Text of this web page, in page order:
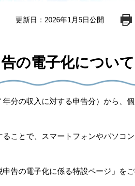
更新日：2026年1月5日公開
の電子化について
分の収入に対する申告分）から、
ことで、スマートフォンやパソコ
告の電子化に係る特設ページ」をご